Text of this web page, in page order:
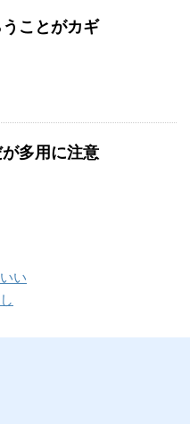
ことがカギ
が多用に注意
い